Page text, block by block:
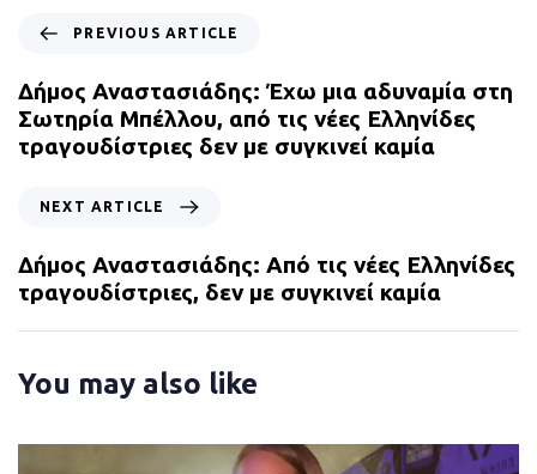
e
v
i
o
r
t
i
l
PREVIOUS ARTICLE
Δήμος Αναστασιάδης: Έχω μια αδυναμία στη
Σωτηρία Μπέλλου, από τις νέες Ελληνίδες
τραγουδίστριες δεν με συγκινεί καμία
x
t
A
r
l
NEXT ARTICLE
Δήμος Αναστασιάδης: Από τις νέες Ελληνίδες
τραγουδίστριες, δεν με συγκινεί καμία
You may also like